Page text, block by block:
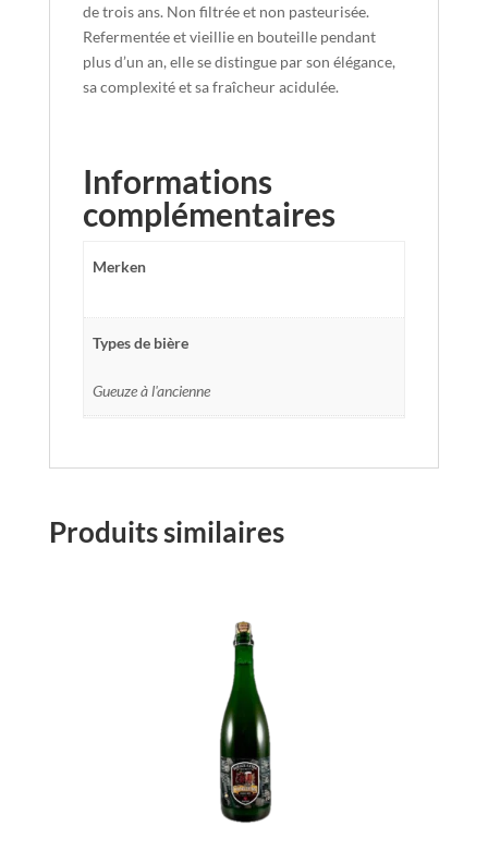
de trois ans. Non filtrée et non pasteurisée.
Refermentée et vieillie en bouteille pendant
plus d’un an, elle se distingue par son élégance,
sa complexité et sa fraîcheur acidulée.
Informations
complémentaires
Merken
Types de bière
Gueuze à l'ancienne
Produits similaires